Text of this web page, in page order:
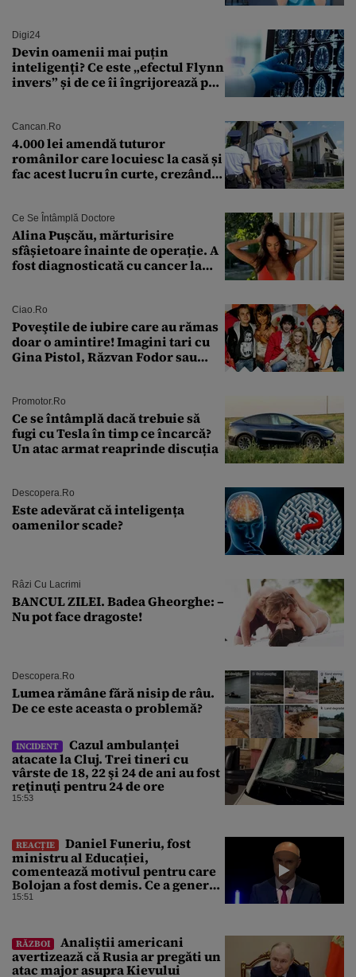
Digi24
Devin oamenii mai puțin
inteligenți? Ce este „efectul Flynn
invers” și de ce îi îngrijorează pe
Cancan.ro
4.000 lei amendă tuturor
românilor care locuiesc la casă și
fac acest lucru în curte, crezând
Ce Se Întâmplă Doctore
Alina Pușcău, mărturisire
sfâșietoare înainte de operație. A
fost diagnosticată cu cancer la
îmi salvez viața”
Ciao.ro
Poveştile de iubire care au rămas
doar o amintire! Imagini tari cu
Gina Pistol, Răzvan Fodor sau
Promotor.ro
Ce se întâmplă dacă trebuie să
fugi cu Tesla în timp ce încarcă?
Un atac armat reaprinde discuția
Descopera.ro
Este adevărat că inteligența
oamenilor scade?
Râzi Cu Lacrimi
BANCUL ZILEI. Badea Gheorghe: –
Nu pot face dragoste!
Descopera.ro
Lumea rămâne fără nisip de râu.
De ce este aceasta o problemă?
INCIDENT
Cazul ambulanței
atacate la Cluj. Trei tineri cu
vârste de 18, 22 şi 24 de ani au fost
reţinuţi pentru 24 de ore
15:53
REACȚIE
Daniel Funeriu, fost
ministru al Educației,
comentează motivul pentru care
Bolojan a fost demis. Ce a generat
eșecul guvernării
15:51
RĂZBOI
Analiștii americani
avertizează că Rusia ar pregăti un
atac major asupra Kievului